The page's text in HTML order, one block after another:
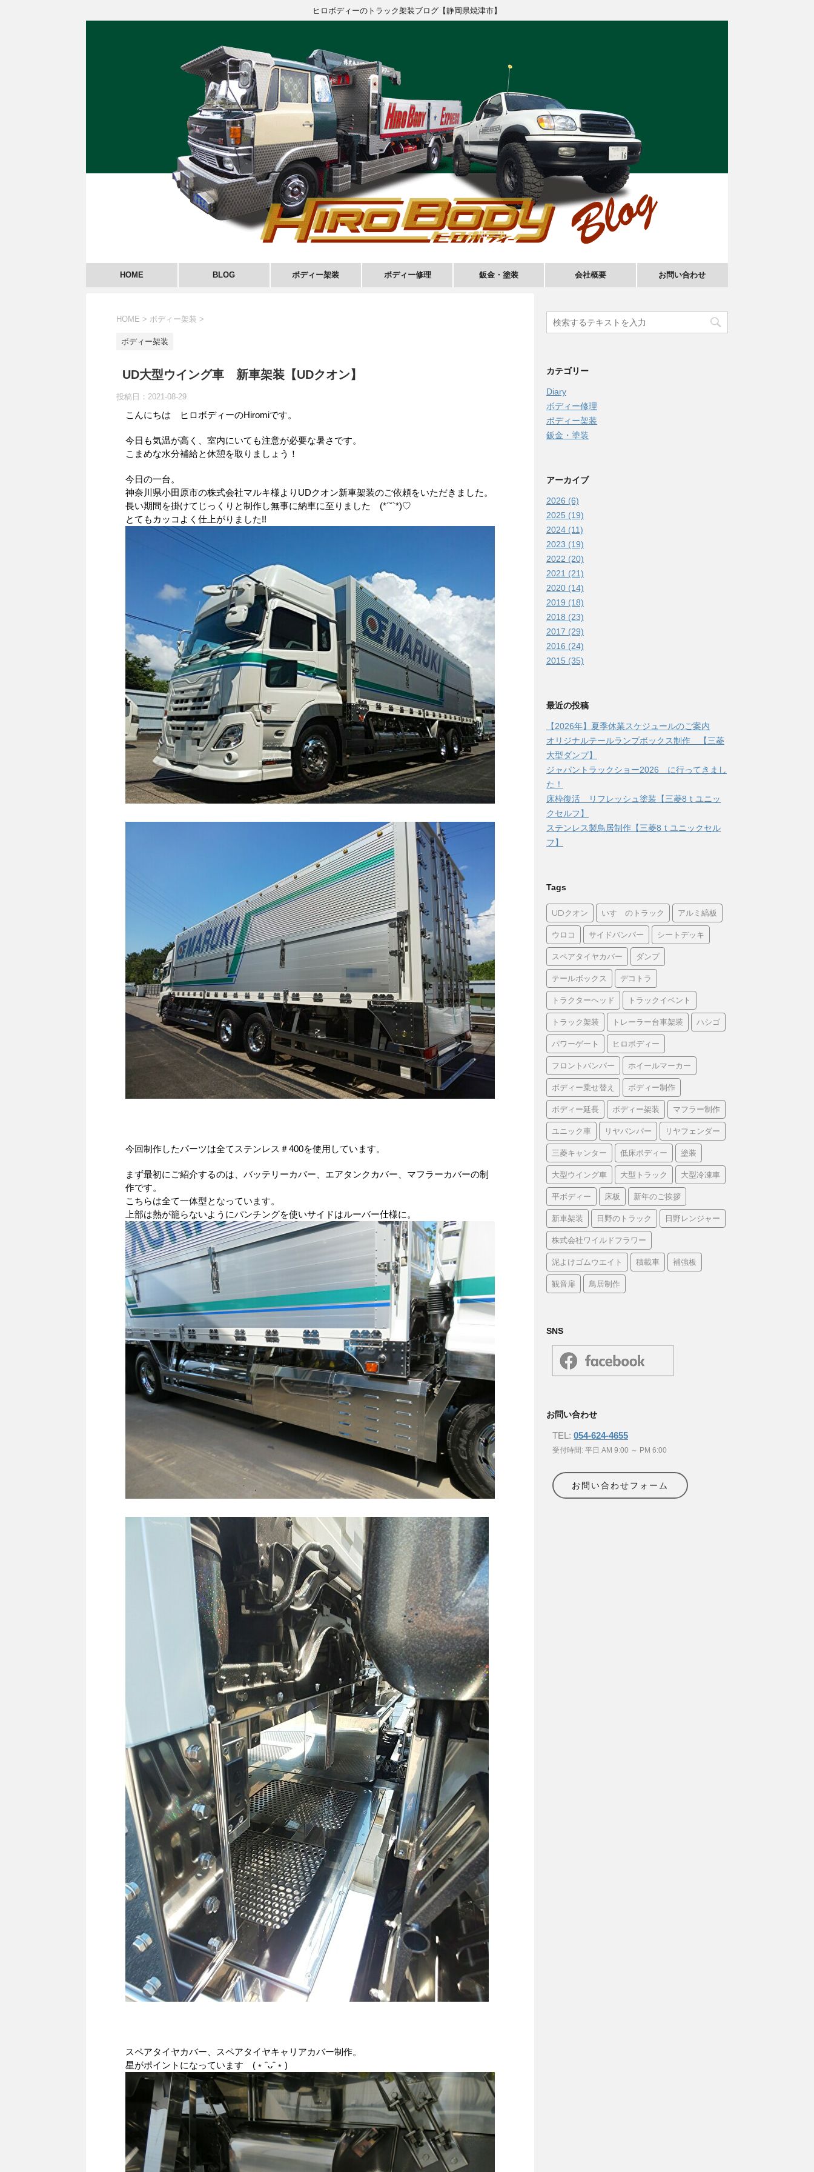
ヒロボディーのトラック架装ブログ【静岡県焼津市】
HOME BLOG ボディー架装 ボディー修理 鈑金・塗装 会社概要 お問い合わせ
HOME > ボディー架装 >
ボディー架装
UD大型ウイング車 新車架装【UDクオン】
投稿日： 2021-08-29
こんにちは ヒロボディーのHiromiです。
今日も気温が高く、室内にいても注意が必要な暑さです。
こまめな水分補給と休憩を取りましょう！
今日の一台。
神奈川県小田原市の株式会社マルキ様よりUDクオン新車架装のご依頼をいただきました。
長い期間を掛けてじっくりと制作し無事に納車に至りました (*´˘`*)♡
とてもカッコよく仕上がりました!!
今回制作したパーツは全てステンレス＃400を使用しています。
まず最初にご紹介するのは、バッテリーカバー、エアタンクカバー、マフラーカバーの制
作です。
こちらは全て一体型となっています。
上部は熱が籠らないようにパンチングを使いサイドはルーバー仕様に。
スペアタイヤカバー、スペアタイヤキャリアカバー制作。
星がポイントになっています (﹡ˆᴗˆ﹡)
カテゴリー
Diary
ボディー修理
ボディー架装
鈑金・塗装
アーカイブ
2026 (6)
2025 (19)
2024 (11)
2023 (19)
2022 (20)
2021 (21)
2020 (14)
2019 (18)
2018 (23)
2017 (29)
2016 (24)
2015 (35)
最近の投稿
【2026年】夏季休業スケジュールのご案内
オリジナルテールランプボックス制作 【三菱
大型ダンプ】
ジャパントラックショー2026 に行ってきまし
た！
床枠復活 リフレッシュ塗装【三菱8ｔユニッ
クセルフ】
ステンレス製鳥居制作【三菱8ｔユニックセル
フ】
Tags
UDクオン いすゞのトラック アルミ縞板
ウロコ サイドバンパー シートデッキ
スペアタイヤカバー ダンプ
テールボックス デコトラ
トラクターヘッド トラックイベント
トラック架装 トレーラー台車架装 ハシゴ
パワーゲート ヒロボディー
フロントバンパー ホイールマーカー
ボディー乗せ替え ボディー制作
ボディー延長 ボディー架装 マフラー制作
ユニック車 リヤバンパー リヤフェンダー
三菱キャンター 低床ボディー 塗装
大型ウイング車 大型トラック 大型冷凍車
平ボディー 床板 新年のご挨拶
新車架装 日野のトラック 日野レンジャー
株式会社ワイルドフラワー
泥よけゴムウエイト 積載車 補強板
観音扉 鳥居制作
SNS
お問い合わせ
TEL: 054-624-4655
受付時間: 平日 AM 9:00 ～ PM 6:00
お問い合わせフォーム